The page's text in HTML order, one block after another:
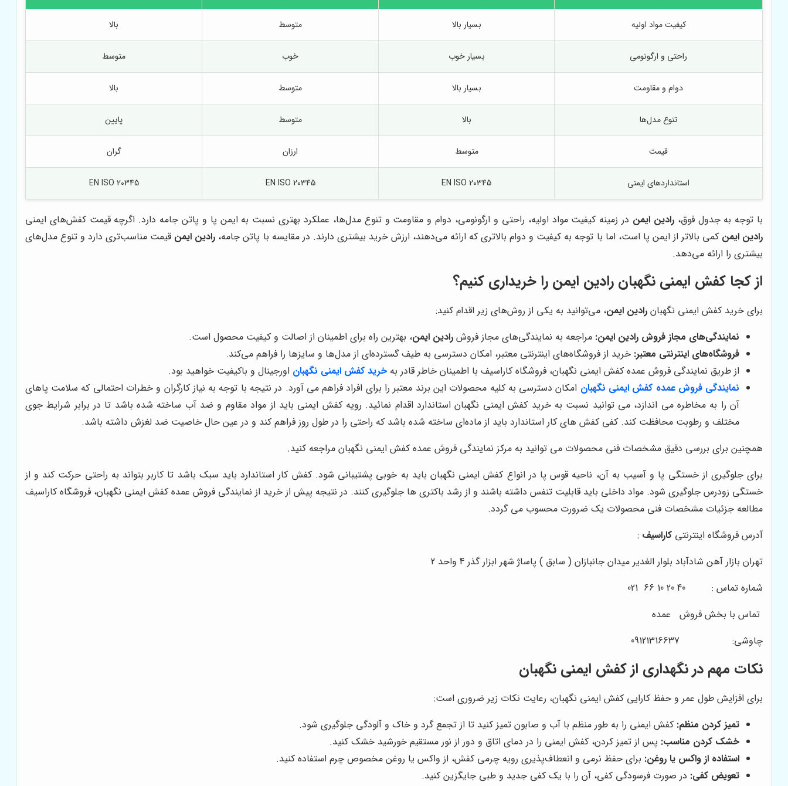
کیفیت مواد اولیه بسیار بالا متوسط بالا
راحتی و ارگونومی بسیار خوب خوب متوسط
دوام و مقاومت بسیار بالا متوسط بالا
تنوع مدل‌ها بالا متوسط پایین
قیمت متوسط ارزان گران
استانداردهای ایمنی EN ISO 20345
EN ISO 20345
EN ISO 20345
با توجه به جدول فوق،رادین ایمن در زمینه کیفیت مواد اولیه، راحتی و ارگونومی، دوام و مقاومت و تنوع مدل‌ها، عملکرد بهتری نسبت به ایمن پا و پاتن جامه دارد. اگرچه قیمت کفش‌های ایمنی
رادین ایمن کمی بالاتر از ایمن پا است، اما با توجه به کیفیت و دوام بالاتری که ارائه می‌دهند، ارزش خرید بیشتری دارند. در مقایسه با پاتن جامه، رادین ایمن قیمت مناسب‌تری دارد و تنوع مدل‌های
بیشتری را ارائه می‌دهد.
از کجا کفش ایمنی نگهبان رادین ایمن را خریداری کنیم؟
برای خرید کفش ایمنی نگهبان رادین ایمن، می‌توانید به یکی از روش‌های زیر اقدام کنید:
نمایندگی‌های مجاز فروش رادین ایمن: مراجعه به نمایندگی‌های مجاز فروش رادین ایمن، بهترین راه برای اطمینان از اصالت و کیفیت محصول است.
فروشگاه‌های اینترنتی معتبر: خرید از فروشگاه‌های اینترنتی معتبر، امکان دسترسی به طیف گسترده‌ای از مدل‌ها و سایزها را فراهم می‌کند.
از طریق نمایندگی فروش عمده کفش ایمنی نگهبان، فروشگاه کاراسیف با اطمینان خاطر قادر به خرید کفش ایمنی نگهبان اورجینال و باکیفیت خواهید بود.
نمایندگی فروش عمده کفش ایمنی نگهبان امکان دسترسی به کلیه محصولات این برند معتبر را برای افراد فراهم می آورد. در نتیجه با توجه به نیاز کارگران و خطرات احتمالی که سلامت پاهای
آن را به مخاطره می اندازد، می توانید نسبت به خرید کفش ایمنی نگهبان استاندارد اقدام نمائید. رویه کفش ایمنی باید از مواد مقاوم و ضد آب ساخته شده باشد تا در برابر شرایط جوی
مختلف و رطوبت محافظت کند. کفی کفش های کار استاندارد باید از ماده‌ای ساخته شده باشد که راحتی را در طول روز فراهم کند و در عین حال خاصیت ضد لغزش داشته باشد.
همچنین برای بررسی دقیق مشخصات فنی محصولات می توانید به مرکز نمایندگی فروش عمده کفش ایمنی نگهبان مراجعه کنید.
برای جلوگیری از خستگی پا و آسیب به آن، ناحیه قوس پا در انواع کفش ایمنی نگهبان باید به خوبی پشتیبانی شود. کفش کار استاندارد باید سبک باشد تا کاربر بتواند به راحتی حرکت کند و از
خستگی زودرس جلوگیری شود. مواد داخلی باید قابلیت تنفس داشته باشند و از رشد باکتری ها جلوگیری کنند. در نتیجه پیش از خرید از نمایندگی فروش عمده کفش ایمنی نگهبان، فروشگاه کاراسیف
مطالعه جزئیات مشخصات فنی محصولات یک ضرورت محسوب می گردد.
آدرس فروشگاه اینترنتی کاراسیف :
تهران بازار آهن شادآباد بلوار الغدیر میدان جانبازان ( سابق ) پاساژ شهر ابزار گذر 4 واحد 2
شماره تماس : 40 20 10 66 021
تماس با بخش فروش عمده
چاوشی: 09121316637
نکات مهم در نگهداری از کفش ایمنی نگهبان
برای افزایش طول عمر و حفظ کارایی کفش ایمنی نگهبان، رعایت نکات زیر ضروری است:
تمیز کردن منظم: کفش ایمنی را به طور منظم با آب و صابون تمیز کنید تا از تجمع گرد و خاک و آلودگی جلوگیری شود.
خشک کردن مناسب: پس از تمیز کردن، کفش ایمنی را در دمای اتاق و دور از نور مستقیم خورشید خشک کنید.
استفاده از واکس یا روغن: برای حفظ نرمی و انعطاف‌پذیری رویه چرمی کفش، از واکس یا روغن مخصوص چرم استفاده کنید.
تعویض کفی: در صورت فرسودگی کفی، آن را با یک کفی جدید و طبی جایگزین کنید.